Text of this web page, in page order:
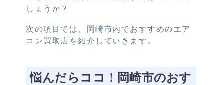
しょうか？
次の項目では、岡崎市内でおすすめのエア
コン買取店を紹介していきます。
悩んだらココ！岡崎市のおす